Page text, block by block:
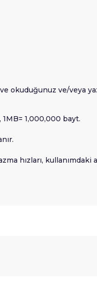
okuduğunuz ve/veya
1MB= 1,000,000 bayt.
hızları, kullanımdaki